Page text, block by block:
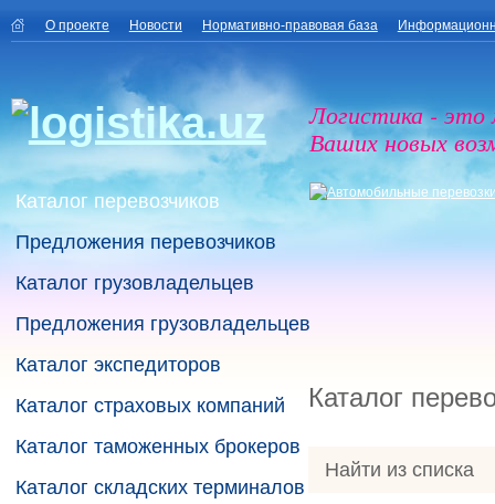
О проекте Новости Нормативно-правовая база
Логистика - это
Ваших новых
Каталог перевозчиков
Предложения перевозчиков
Каталог грузовладельцев
Предложения грузовладельцев
Каталог экспедиторов
Каталог страховых компаний
Каталог таможенных брокеров
Каталог складских терминалов
Каталог
Найти из списка